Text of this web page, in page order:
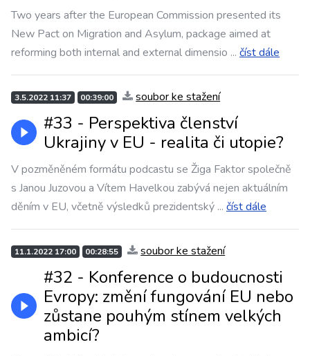
Two years after the European Commission presented its
New Pact on Migration and Asylum, package aimed at
reforming both internal and external dimensio ... číst dále
3.5.2022 11:37 00:39:00 soubor ke stažení
#33 - Perspektiva členství
Ukrajiny v EU - realita či utopie?
V pozměněném formátu podcastu se Žiga Faktor společně
s Janou Juzovou a Vítem Havelkou zabývá nejen aktuálním
děním v EU, včetně výsledků prezidentský ... číst dále
11.1.2022 17:00 00:28:55 soubor ke stažení
#32 - Konference o budoucnosti
Evropy: změní fungování EU nebo
zůstane pouhým stínem velkých
ambicí?